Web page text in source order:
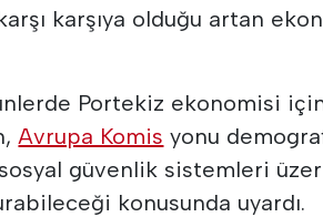
karşıya olduğu artan
Portekiz ekonomisi
Avrupa Komis yonu
güvenlik sistemleri
konusunda uyardı.